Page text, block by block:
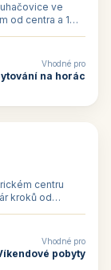
ve
od centra a 1
Vhodné pro
na horác
centru
kroků od
Vhodné pro
pobyty